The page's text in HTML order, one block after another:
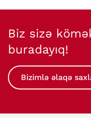
Biz sizə
buradayıq!
Bizimlə əlaqə